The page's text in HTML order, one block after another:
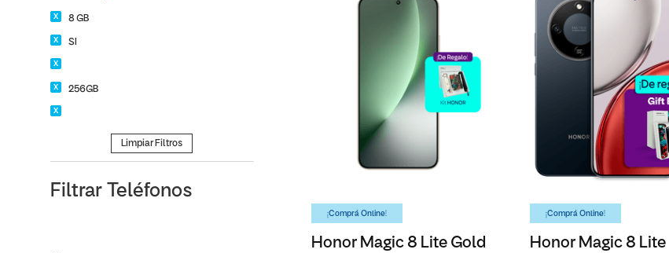
8 GB
SI
256GB
Limpiar Filtros
Filtrar Teléfonos
¡Comprá Online!
Honor Magic 8 Lite Gold
¡Comprá Online!
Honor Magic 8 Lite